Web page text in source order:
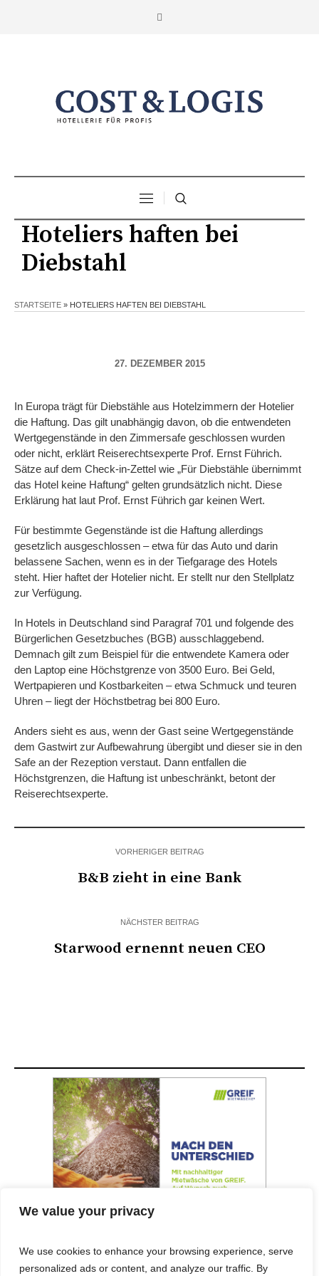
We value your privacy
We use cookies to enhance your browsing experience, serve
personalized ads or content, and analyze our traffic. By
Hoteliers haften bei
Diebstahl
STARTSEITE » HOTELIERS HAFTEN BEI DIEBSTAHL
27. DEZEMBER 2015
In Europa trägt für Diebstähle aus Hotelzimmern der Hotelier
die Haftung. Das gilt unabhängig davon, ob die entwendeten
Wertgegenstände in den Zimmersafe geschlossen wurden
oder nicht, erklärt Reiserechtsexperte Prof. Ernst Führich.
Sätze auf dem Check-in-Zettel wie „Für Diebstähle übernimmt
das Hotel keine Haftung“ gelten grundsätzlich nicht. Diese
Erklärung hat laut Prof. Ernst Führich gar keinen Wert.
Für bestimmte Gegenstände ist die Haftung allerdings
gesetzlich ausgeschlossen – etwa für das Auto und darin
belassene Sachen, wenn es in der Tiefgarage des Hotels
steht. Hier haftet der Hotelier nicht. Er stellt nur den Stellplatz
zur Verfügung.
In Hotels in Deutschland sind Paragraf 701 und folgende des
Bürgerlichen Gesetzbuches (BGB) ausschlaggebend.
Demnach gilt zum Beispiel für die entwendete Kamera oder
den Laptop eine Höchstgrenze von 3500 Euro. Bei Geld,
Wertpapieren und Kostbarkeiten – etwa Schmuck und teuren
Uhren – liegt der Höchstbetrag bei 800 Euro.
Anders sieht es aus, wenn der Gast seine Wertgegenstände
dem Gastwirt zur Aufbewahrung übergibt und dieser sie in den
Safe an der Rezeption verstaut. Dann entfallen die
Höchstgrenzen, die Haftung ist unbeschränkt, betont der
Reiserechtsexperte.
VORHERIGER BEITRAG
B&B zieht in eine Bank
NÄCHSTER BEITRAG
Starwood ernennt neuen CEO